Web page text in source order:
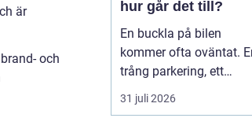
är
och
hur går det till?
En buckla på bilen
kommer ofta oväntat.
trång parkering, ett
dörruppslag utanför
mataffären eller ett
31 juli 2026